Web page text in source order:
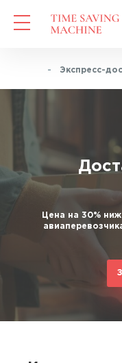
— Экспресс-
Цена на 30%